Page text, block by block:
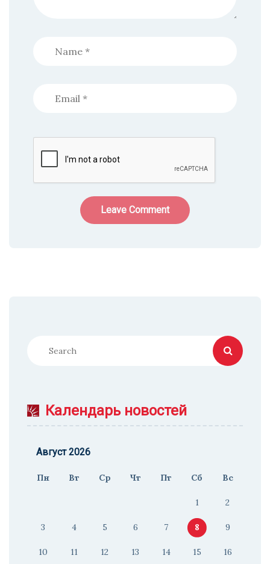
Календарь новостей
Август 2026
Пн Вт Ср Чт Пт Сб Вс
1 2
3 4 5 6 7 8 9
10 11 12 13 14 15 16